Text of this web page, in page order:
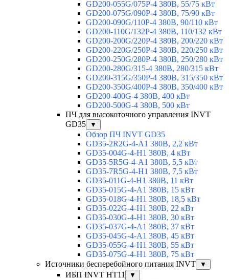
GD200-055G/075P-4 380В, 55/75 кВт
GD200-075G/090P-4 380В, 75/90 кВт
GD200-090G/110P-4 380В, 90/110 кВт
GD200-110G/132P-4 380В, 110/132 кВт
GD200-200G/220P-4 380В, 200/220 кВт
GD200-220G/250P-4 380В, 220/250 кВт
GD200-250G/280P-4 380В, 250/280 кВт
GD200-280G/315-4 380В, 280/315 кВт
GD200-315G/350P-4 380В, 315/350 кВт
GD200-350G/400P-4 380В, 350/400 кВт
GD200-400G-4 380В, 400 кВт
GD200-500G-4 380В, 500 кВт
ПЧ для высокоточного управления INVT
GD35
▼
Обзор ПЧ INVT GD35
GD35-2R2G-4-A1 380В, 2,2 кВт
GD35-004G-4-H1 380В, 4 кВт
GD35-5R5G-4-A1 380В, 5,5 кВт
GD35-7R5G-4-H1 380В, 7,5 кВт
GD35-011G-4-H1 380В, 11 кВт
GD35-015G-4-A1 380В, 15 кВт
GD35-018G-4-H1 380В, 18,5 кВт
GD35-022G-4-H1 380В, 22 кВт
GD35-030G-4-H1 380В, 30 кВт
GD35-037G-4-A1 380В, 37 кВт
GD35-045G-4-A1 380В, 45 кВт
GD35-055G-4-H1 380В, 55 кВт
GD35-075G-4-H1 380В, 75 кВт
Источники бесперебойного питания INVT
▼
ИБП INVT HT11 ▼